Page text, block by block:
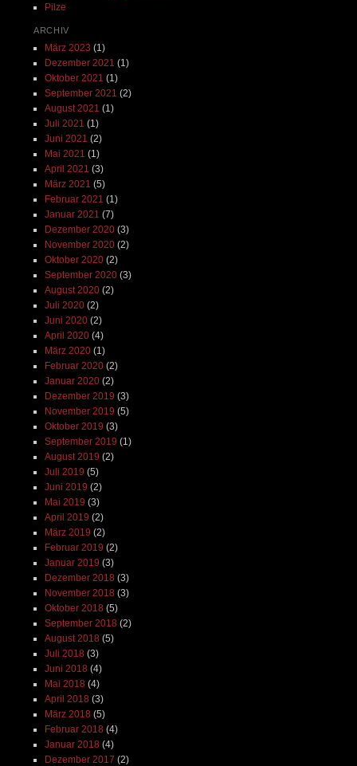
Pilze
ARCHIV
März 2023 (1)
Dezember 2021 (1)
Oktober 2021 (1)
September 2021 (2)
August 2021 (1)
Juli 2021 (1)
Juni 2021 (2)
Mai 2021 (1)
April 2021 (3)
März 2021 (5)
Februar 2021 (1)
Januar 2021 (7)
Dezember 2020(3)
November 2020(2)
Oktober 2020(2)
September 2020(3)
August 2020(2)
Juli 2020(2)
Juni 2020(2)
April 2020(4)
März 2020(1)
Februar 2020(2)
Januar 2020(2)
Dezember 2019 (3)
November 2019 (5)
Oktober 2019 (3)
September 2019 (1)
August 2019 (2)
Juli 2019 (5)
Juni 2019 (2)
Mai 2019 (3)
April 2019 (2)
März 2019 (2)
Februar 2019 (2)
Januar 2019 (3)
Dezember 2018 (3)
November 2018 (3)
Oktober 2018 (5)
September 2018 (2)
August 2018 (5)
Juli 2018 (3)
Juni 2018 (4)
Mai 2018 (4)
April 2018 (3)
März 2018 (5)
Februar 2018 (4)
Januar 2018 (4)
Dezember 2017 (2)